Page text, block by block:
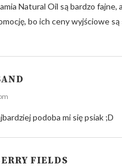
Natural Oil są bardzo fajne,
bo ich ceny wyjściowe
podoba mi się psiak ;D
FIELDS